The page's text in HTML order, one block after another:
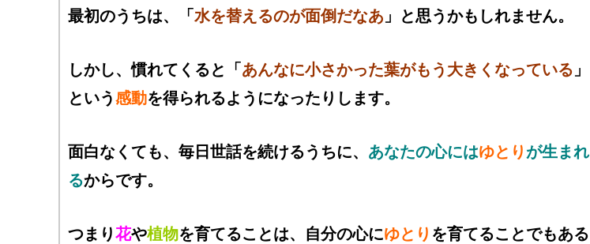
最初のうちは、「 水を替えるのが面倒だなあ 」と思うかもしれません。
しかし、慣れてくると「 あんなに小さかった葉がもう大きくなっている 」
という感動を得られるようになったりします。
面白なくても、毎日世話を続けるうちに、 あなたの心にはゆとり が生まれ
るからです。
つまり花や植物を育てることは、自分の心にゆとり を育てることでもある